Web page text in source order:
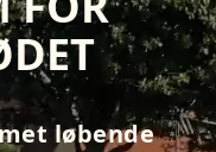
løbende